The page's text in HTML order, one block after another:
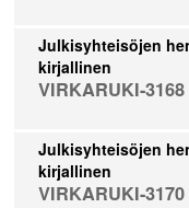
Julkisyhteisöjen
kirjallinen
VIRKARUKI-3168
Julkisyhteisöjen
kirjallinen
VIRKARUKI-3170